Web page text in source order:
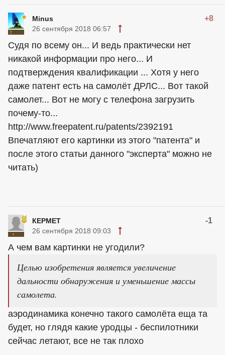
Minus +8
26 сентября 2018 06:57
Судя по всему он... И ведь практически нет
никакой информации про него... И
подтверждения квалификации ... Хотя у него
даже патент есть на самолёт ДРЛС... Вот такой
самолет... Вот не могу с телефона загрузить
почему-то...
http://www.freepatent.ru/patents/2392191
Впечатляют его картинки из этого "патента" и
после этого статьи данного "эксперта" можно не
читать)
КЕРМЕТ -1
26 сентября 2018 09:03
А чем вам картинки не угодили?
Целью изобретения является увеличение
дальности обнаружения и уменьшение массы
самолета.
аэродинамика конечно такого самолёта еща та
будет, но глядя какие уродцы - беспилотники
сейчас летают, все не так плохо